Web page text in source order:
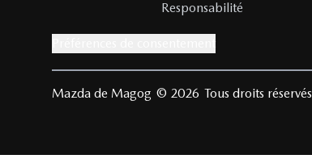
Responsabilité
Mazda de Magog © 2026 Tous droits réservés